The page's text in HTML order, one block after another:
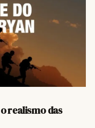
realismo das